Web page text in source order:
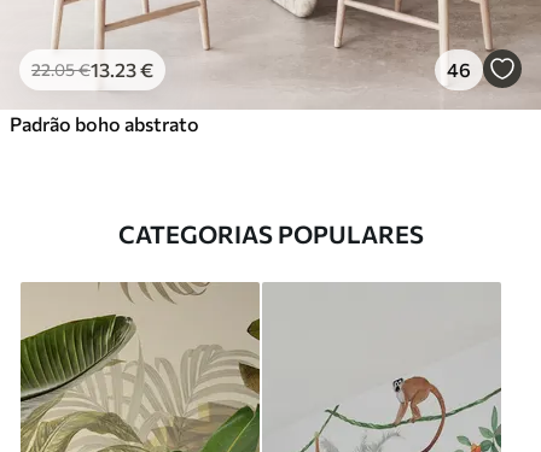
22.05€13 .23€ 46
Padrão boho abstrato
CATEGORIAS POPULARES